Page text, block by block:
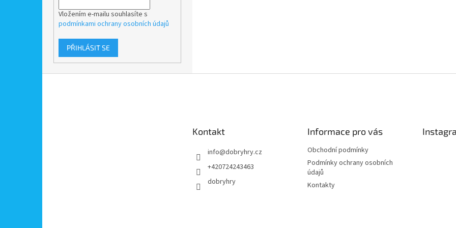
Vložením e-mailu souhlasíte s
podmínkami ochrany osobních údajů
PŘIHLÁSIT SE
Kontakt
info@dobryhry.cz
+420724243463
dobryhry
Informace pro vás
Obchodní podmínky
Podmínky ochrany osobních
údajů
Kontakty